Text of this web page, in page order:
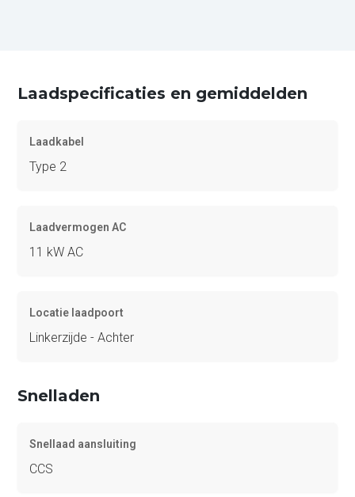
Laadspecificaties en gemiddelden
Laadkabel
Type 2
Laadvermogen AC
11 kW AC
Locatie laadpoort
Linkerzijde - Achter
Snelladen
Snellaad aansluiting
CCS